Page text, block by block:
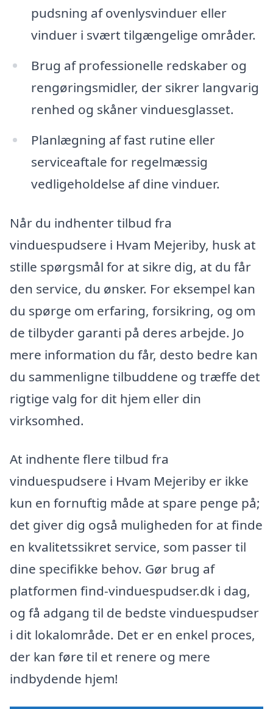
pudsning af ovenlysvinduer eller
vinduer i svært tilgængelige områder.
Brug af professionelle redskaber og
rengøringsmidler, der sikrer langvarig
renhed og skåner vinduesglasset.
Planlægning af fast rutine eller
serviceaftale for regelmæssig
vedligeholdelse af dine vinduer.
Når du indhenter tilbud fra
vinduespudsere i Hvam Mejeriby, husk at
stille spørgsmål for at sikre dig, at du får
den service, du ønsker. For eksempel kan
du spørge om erfaring, forsikring, og om
de tilbyder garanti på deres arbejde. Jo
mere information du får, desto bedre kan
du sammenligne tilbuddene og træffe det
rigtige valg for dit hjem eller din
virksomhed.
At indhente flere tilbud fra
vinduespudsere i Hvam Mejeriby er ikke
kun en fornuftig måde at spare penge på;
det giver dig også muligheden for at finde
en kvalitetssikret service, som passer til
dine specifikke behov. Gør brug af
platformen find-vinduespudser.dk i dag,
og få adgang til de bedste vinduespudser
i dit lokalområde. Det er en enkel proces,
der kan føre til et renere og mere
indbydende hjem!